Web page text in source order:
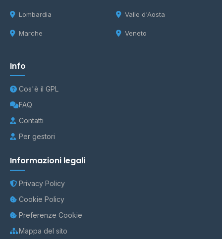
Lombardia
Marche
Valle d'Aosta
Veneto
Info
Cos'è il GPL
FAQ
Contatti
Per gestori
Informazioni legali
Privacy Policy
Cookie Policy
Preferenze Cookie
Mappa del sito